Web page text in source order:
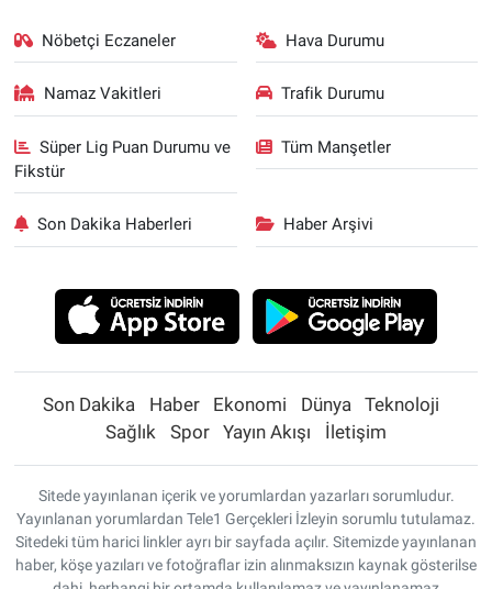
Nöbetçi Eczaneler Hava Durumu
Namaz Vakitleri Trafik Durumu
Süper Lig Puan Durumu ve
Fikstür
Tüm Manşetler
Son Dakika Haberleri Haber Arşivi
Son Dakika Haber Ekonomi Dünya
Teknoloji
Sağlık
Spor Yayın Akışı İletişim
Sitede yayınlanan içerik ve yorumlardan yazarları sorumludur.
Yayınlanan yorumlardan Tele1 Gerçekleri İzleyin sorumlu tutulamaz.
Sitedeki tüm harici linkler ayrı bir sayfada açılır. Sitemizde yayınlanan
haber, köşe yazıları ve fotoğraflar izin alınmaksızın kaynak gösterilse